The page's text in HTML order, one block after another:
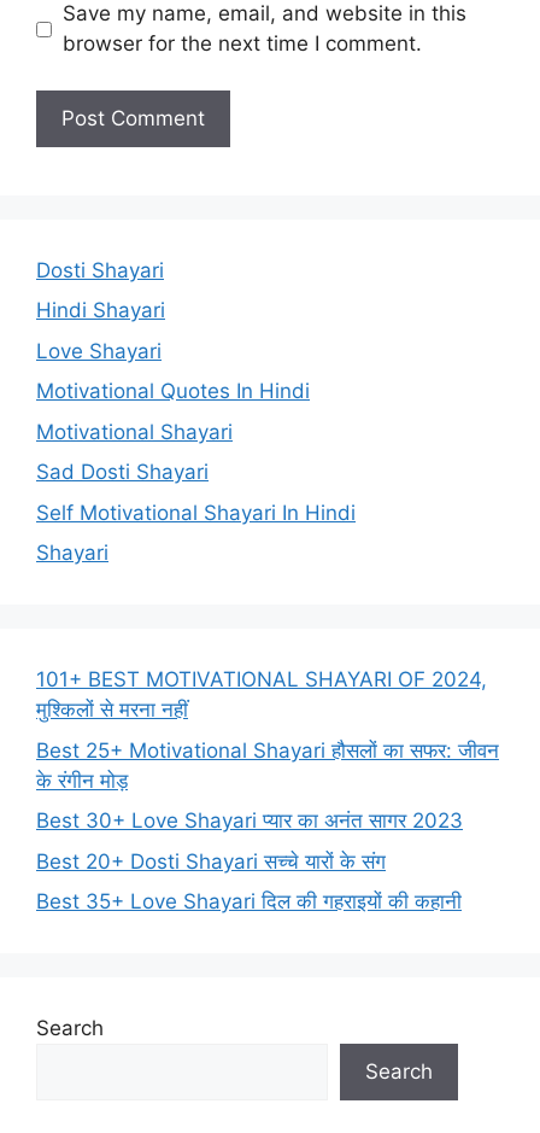
Save my name, email, and website in this
browser for the next time I comment.
Dosti Shayari
Hindi Shayari
Love Shayari
Motivational Quotes In Hindi
Motivational Shayari
Sad Dosti Shayari
Self Motivational Shayari In Hindi
Shayari
101+ BEST MOTIVATIONAL SHAYARI OF 2024,
मुश्किलों से मरना नहीं
Best 25+ Motivational Shayari हौसलों का सफर: जीवन
के रंगीन मोड़
Best 30+ Love Shayari प्यार का अनंत सागर 2023
Best 20+ Dosti Shayari सच्चे यारों के संग
Best 35+ Love Shayari दिल की गहराइयों की कहानी
Search
Search